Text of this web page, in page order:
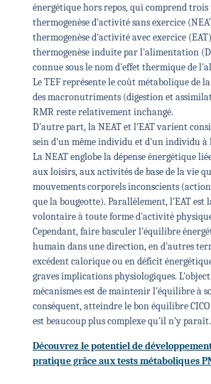
énergétique hors repos, qui comprend
thermogenèse d'activité sans exercice
thermogenèse d'activité avec exercice
thermogenèse induite par l'alimentation
connue sous le nom d'effet thermique de
Le TEF représente le coût métabolique de
des macronutriments (digestion et
RMR reste relativement inchangé.
D'autre part, la NEAT et l'EAT varient
sein d'un même individu et d'un individu à
La NEAT englobe la dépense énergétique
aux loisirs, aux activités de base de la vie
mouvements corporels inconscients
que la bougeotte). Parallèlement, l'EAT
volontaire à toute forme d'activité
Cependant, faire basculer l'équilibre
humain dans une direction, en d'autres
excédent calorique ou en déficit
graves implications physiologiques.
mécanismes est de maintenir l'équilibre à
conséquent, atteindre le bon équilibre
est beaucoup plus complexe qu'il n'y paraît.
Découvrez le potentiel de
pratique grâce aux tests métaboliques